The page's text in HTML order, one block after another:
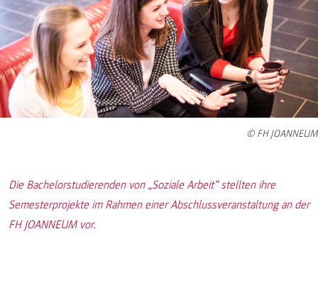
© FH JOANNEUM
Die Bachelorstudierenden von „Soziale Arbeit“ stellten ihre
Semesterprojekte im Rahmen einer Abschlussveranstaltung an der
FH JOANNEUM vor.